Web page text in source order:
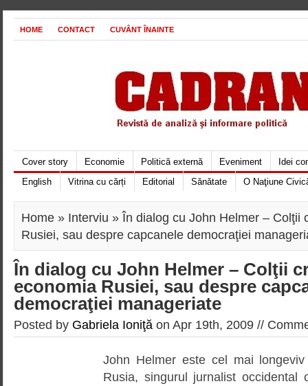
HOME CONTACT CUVÂNT ÎNAINTE
Cover story Economie Politică externă Eveniment
Idei
English
Vitrina cu cărți Editorial Sănătate O Naţiune
Home » Interviu » În dialog cu John Helmer – Colţii
Rusiei, sau despre capcanele democraţiei
În dialog cu John Helmer – Colţii
economia Rusiei, sau despre
democraţiei manageriate
Posted by Gabriela Ioniţă on Apr 19th, 2009 //
John Helmer este cel mai
Rusia, singurul jurnalist occidental